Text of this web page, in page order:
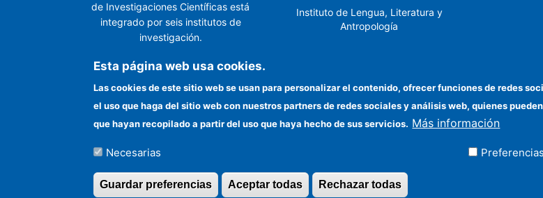
de Investigaciones Científicas está
integrado por seis institutos de
investigación.
Instituto de Lengua, Literatura y
Antropología
Próximo
Instituto de Políticas y Bienes
Públicos
©Copyright 2026 Todos los derechos reservados
Esta página web usa cookies.
Las cookies de este sitio web se usan para personalizar el contenido, ofrecer funciones de redes
el uso que haga del sitio web con nuestros partners de redes sociales y análisis web, quienes
que hayan recopilado a partir del uso que haya hecho de sus servicios. Más información
Necesarias Preferencias
Guardar preferencias Rechazar todas
Aceptar todas